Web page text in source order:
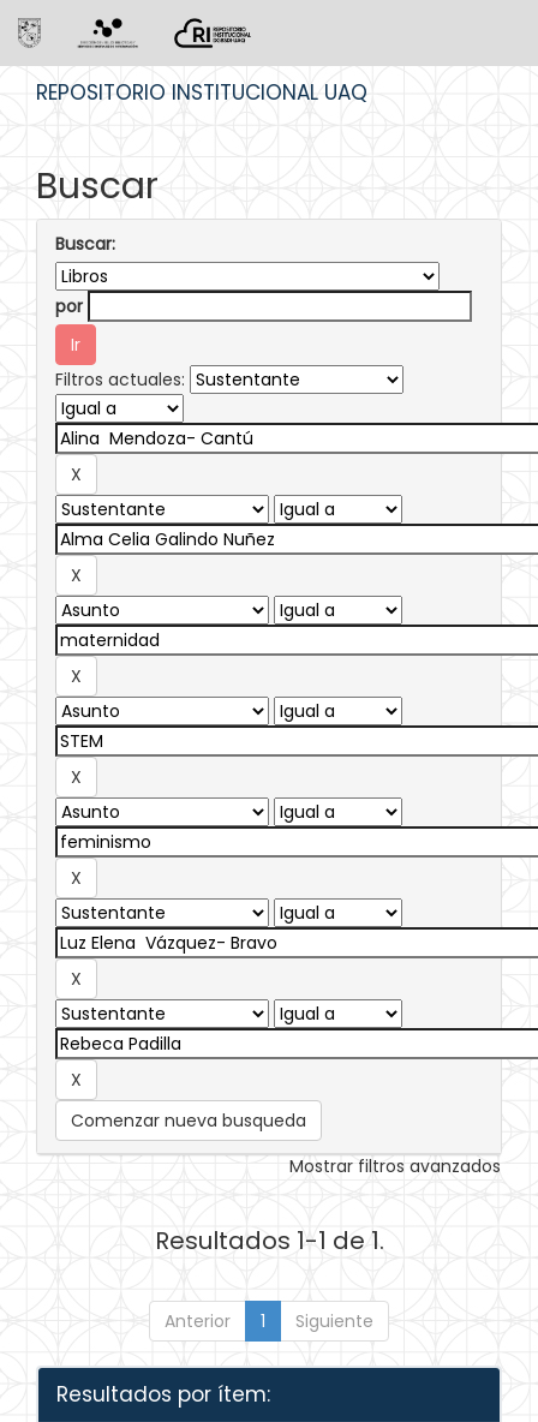
REPOSITORIO INSTITUCIONAL UAQ
Buscar
Buscar:
por
Filtros actuales:
Comenzar nueva busqueda
Mostrar filtros avanzados
Resultados 1-1 de 1.
Anterior 1 Siguiente
Resultados por ítem: